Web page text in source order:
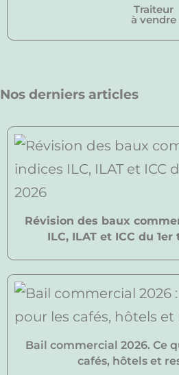
Traiteur
à vendre
Nos derniers articles
Révision des baux
ILC, ILAT et ICC du
Bail commercial 2026. Ce
cafés, hôtels et